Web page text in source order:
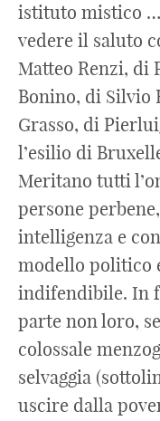
istituto mistico
vedere il saluto
Matteo Renzi, di
Bonino, di Silvio
Grasso, di
l’esilio di
Meritano tutti
persone
intelligenza e
modello politico
indifendibile. In
parte non loro,
colossale
selvaggia
uscire dalla